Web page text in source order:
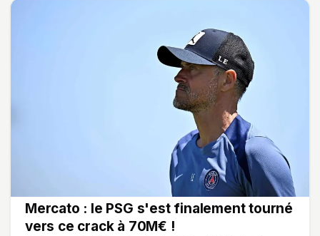
Mercato : le PSG s'est finalement tourné
vers ce crack à 70M€ !